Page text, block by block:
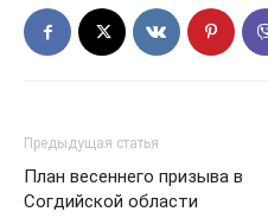
Предыдущая статья
План весеннего призыва в
Согдийской области